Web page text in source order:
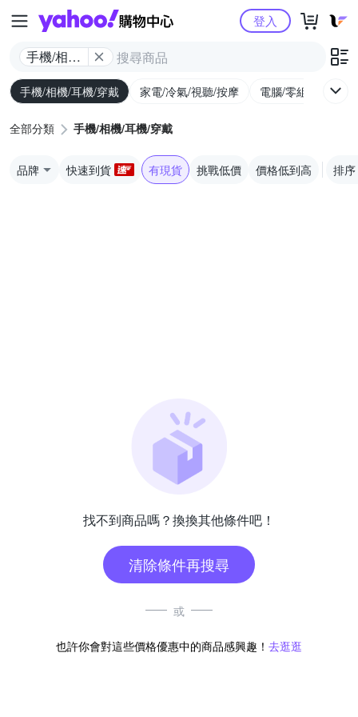
Yahoo購物中心
手機/相機/
耳機/穿戴
登入
手機/相機/耳機/穿戴 家電/冷氣/視聽/按摩 電腦/零組件/週邊/
全部分類 手機/相機/耳機/穿戴
品牌 快速到貨 有現貨 挑戰低價 價格低到高 排序
找不到商品嗎？換換其他條件吧！
清除條件再搜尋
或
也許你會對這些價格優惠中的商品感興趣！ 去逛逛